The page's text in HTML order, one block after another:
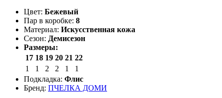
Цвет: Бежевый
Пар в коробке: 8
Материал: Искусственная кожа
Сезон: Демисезон
Размеры:
17 18 19 20 21 22
1
1 2 2 1
1
Подкладка: Флис
Бренд: ПЧЕЛКА ДОМИ